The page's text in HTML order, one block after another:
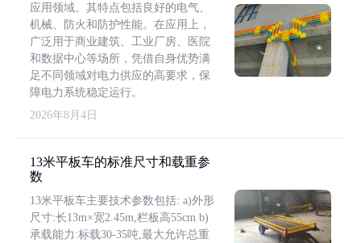
应用领域。其特点包括良好的电气、
机械、防火和防护性能。在应用上，
广泛用于商业建筑、工业厂房、医院
和数据中心等场所，凭借自身优势满
足不同领域对电力供应的高要求，保
障电力系统稳定运行。
2026年8月4日
13米平板车的标准尺寸和载重参
数
13米平板车主要技术参数包括: a)外形
尺寸:长13m×宽2.45m,栏板高55cm b)
承载能力:标载30-35吨,最大允许总重